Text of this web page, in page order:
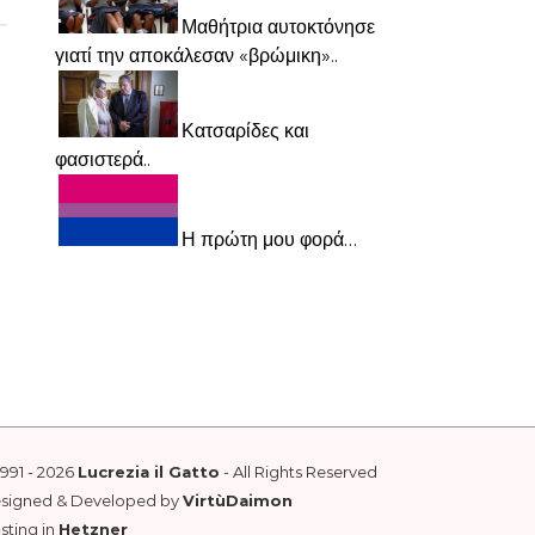
Μαθήτρια αυτοκτόνησε
γιατί την αποκάλεσαν «βρώμικη»..
Κατσαρίδες και
φασιστερά..
Η πρώτη μου φορά…
- 2026 Lucrezia il Gatto - All Rights Reserved
& Developed byVirtùDaimon
in Hetzner